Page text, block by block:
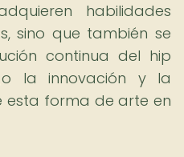
habilidades
sino que también se
continua del hip
la innovación y la
esta forma de arte en